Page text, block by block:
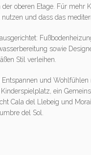
der oberen Etage. Für
und dass das
sowie
Stil verleihen.
und
ein
Cala del Llebeig und
del Sol.